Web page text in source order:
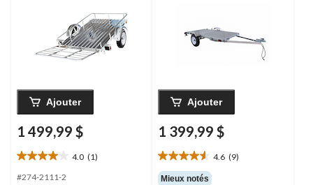
Ajouter
1 499,99 $
4.0 (1)
4.0
étoile(s)
#274-2111-2
Ajouter
1 399,99 $
4.6 (9)
4.6
étoile(s)
Mieux notés